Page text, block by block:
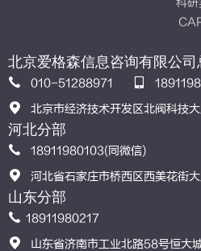
北京爱格森信息咨询有限公司
010-51288971
北京市经济技术开发区北阀科技
河北分部
18911980103(同微信)
河北省石家庄市桥西区西美花街
山东分部
18911980217
山东省济南市工业北路58号恒大